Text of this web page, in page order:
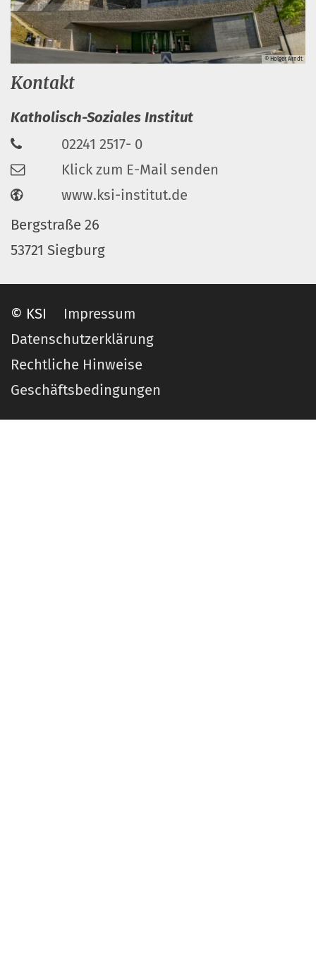
© Holger Arndt
Kontakt
Katholisch-Soziales Institut
02241 2517- 0
Klick zum E-Mail senden
www.ksi-institut.de
Bergstraße 26
53721 Siegburg
© KSI
Impressum
Datenschutzerklärung
Rechtliche Hinweise
Geschäftsbedingungen